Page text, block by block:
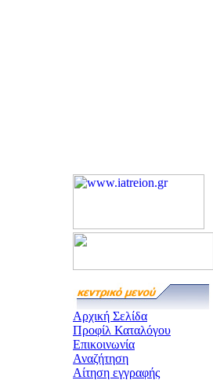
Αρχική Σελίδα
Προφίλ Καταλόγου
Επικοινωνία
Αναζήτηση
Αίτηση εγγραφής